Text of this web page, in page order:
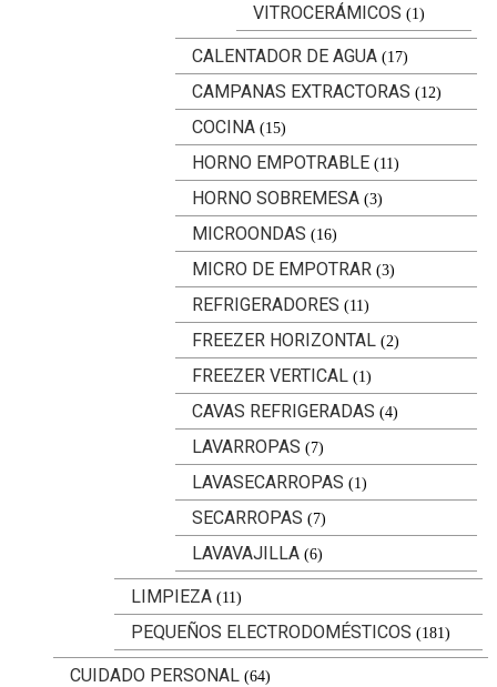
VITROCERÁMICOS (1)
CALENTADOR DE AGUA (17)
CAMPANAS EXTRACTORAS (12)
COCINA (15)
HORNO EMPOTRABLE (11)
HORNO SOBREMESA (3)
MICROONDAS (16)
MICRO DE EMPOTRAR (3)
REFRIGERADORES (11)
FREEZER HORIZONTAL (2)
FREEZER VERTICAL (1)
CAVAS REFRIGERADAS (4)
LAVARROPAS (7)
LAVASECARROPAS (1)
SECARROPAS (7)
LAVAVAJILLA (6)
LIMPIEZA (11)
PEQUEÑOS ELECTRODOMÉSTICOS (181)
CUIDADO PERSONAL (64)